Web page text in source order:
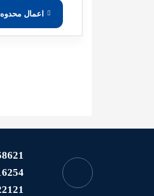
اعمال